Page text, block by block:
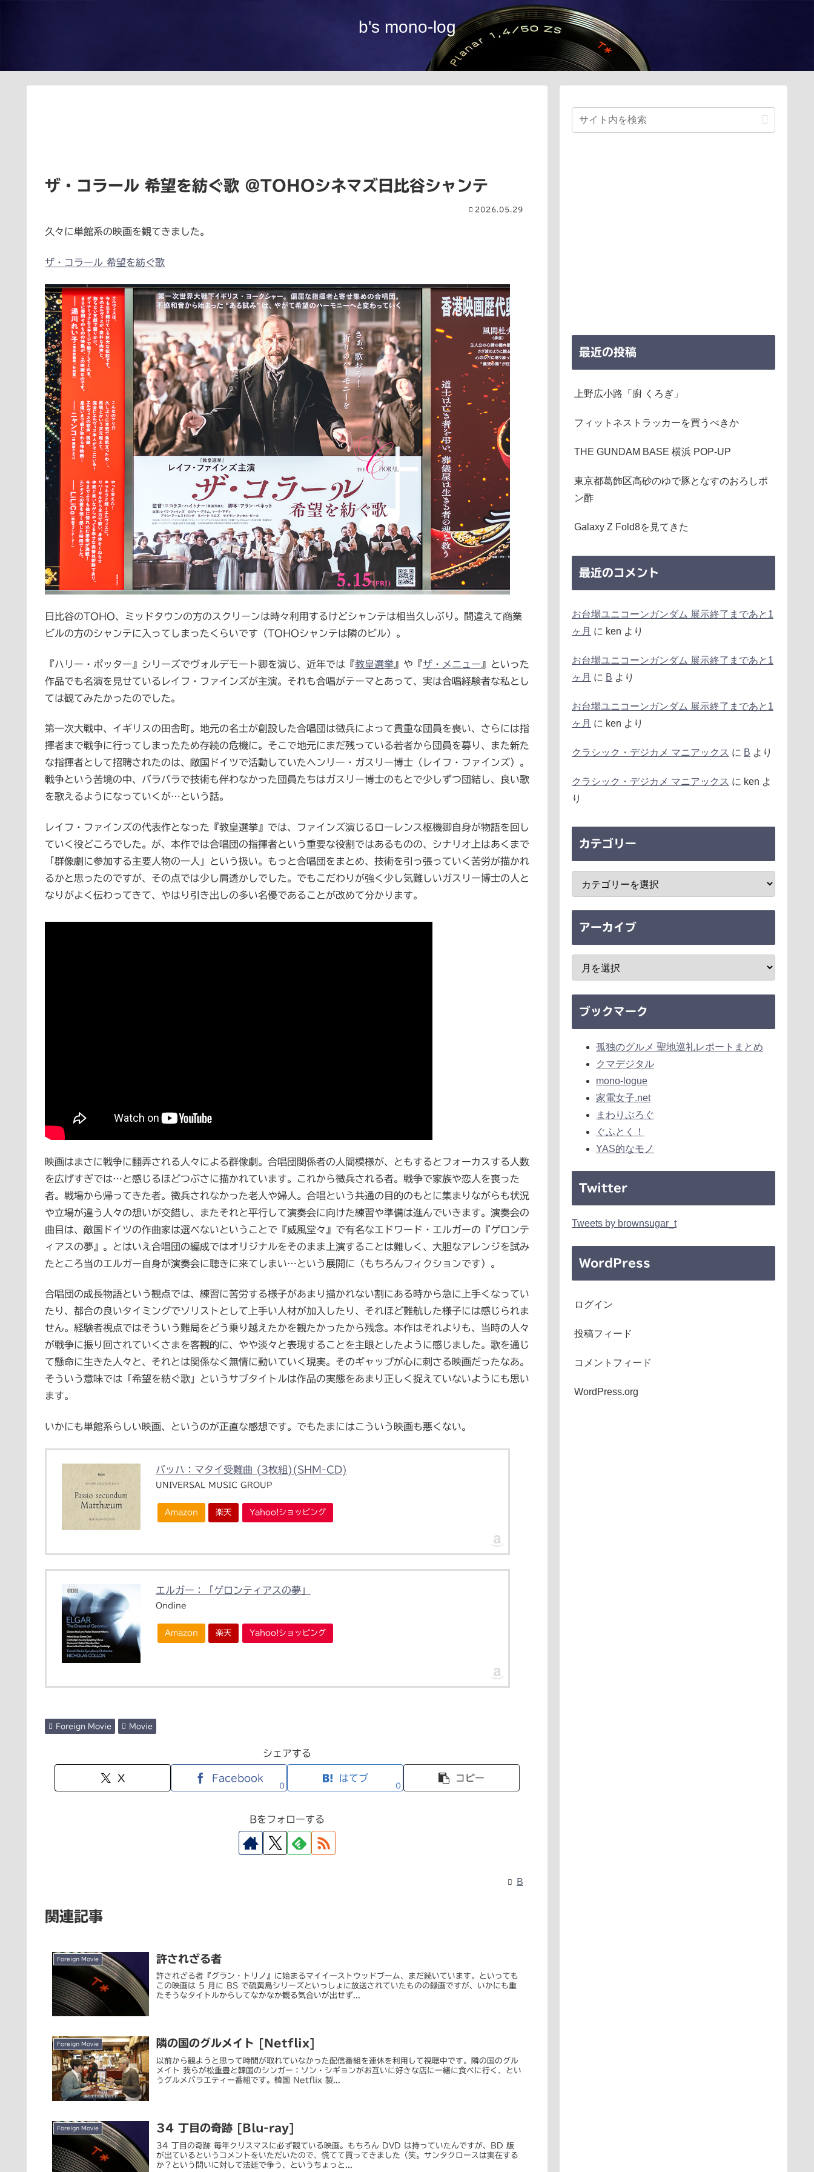
b's mono-log
ザ・コラール 希望を紡ぐ歌 ＠TOHOシネマズ日比谷シャンテ
2026.05.29
久々に単館系の映画を観てきました。
ザ・コラール 希望を紡ぐ歌
日比谷のTOHO、ミッドタウンの方のスクリーンは時々利用するけどシャンテは相当久しぶり。間違えて商業
ビルの方のシャンテに入ってしまったくらいです（TOHOシャンテは隣のビル）。
『ハリー・ポッター』シリーズでヴォルデモート卿を演じ、近年では『教皇選挙 』や『ザ・メニュー 』といった
作品でも名演を見せているレイフ・ファインズが主演。それも合唱がテーマとあって、実は合唱経験者な私とし
ては観てみたかったのでした。
第一次大戦中、イギリスの田舎町。地元の名士が創設した合唱団は徴兵によって貴重な団員を喪い、さらには指
揮者まで戦争に行ってしまったため存続の危機に。そこで地元にまだ残っている若者から団員を募り、また新た
な指揮者として招聘されたのは、敵国ドイツで活動していたヘンリー・ガスリー博士（レイフ・ファインズ）。
戦争という苦境の中、バラバラで技術も伴わなかった団員たちはガスリー博士のもとで少しずつ団結し、良い歌
を歌えるようになっていくが…という話。
レイフ・ファインズの代表作となった『教皇選挙』では、ファインズ演じるローレンス枢機卿自身が物語を回し
ていく役どころでした。が、本作では合唱団の指揮者という重要な役割ではあるものの、シナリオ上はあくまで
「群像劇に参加する主要人物の一人」という扱い。もっと合唱団をまとめ、技術を引っ張っていく苦労が描かれ
るかと思ったのですが、その点では少し肩透かしでした。でもこだわりが強く少し気難しいガスリー博士の人と
なりがよく伝わってきて、やはり引き出しの多い名優であることが改めて分かります。
映画はまさに戦争に翻弄される人々による群像劇。合唱団関係者の人間模様が、ともするとフォーカスする人数
を広げすぎでは…と感じるほどつぶさに描かれています。これから徴兵される者。戦争で家族や恋人を喪った
者。戦場から帰ってきた者。徴兵されなかった老人や婦人。合唱という共通の目的のもとに集まりながらも状況
や立場が違う人々の想いが交錯し、またそれと平行して演奏会に向けた練習や準備は進んでいきます。演奏会の
曲目は、敵国ドイツの作曲家は選べないということで『威風堂々』で有名なエドワード・エルガーの『ゲロンテ
ィアスの夢』。とはいえ合唱団の編成ではオリジナルをそのまま上演することは難しく、大胆なアレンジを試み
たところ当のエルガー自身が演奏会に聴きに来てしまい…という展開に（もちろんフィクションです）。
合唱団の成長物語という観点では、練習に苦労する様子があまり描かれない割にある時から急に上手くなってい
たり、都合の良いタイミングでソリストとして上手い人材が加入したり、それほど難航した様子には感じられま
せん。経験者視点ではそういう難局をどう乗り越えたかを観たかったから残念。本作はそれよりも、当時の人々
が戦争に振り回されていくさまを客観的に、やや淡々と表現することを主眼としたように感じました。歌を通じ
て懸命に生きた人々と、それとは関係なく無情に動いていく現実。そのギャップが心に刺さる映画だったなあ。
そういう意味では「希望を紡ぐ歌」というサブタイトルは作品の実態をあまり正しく捉えていないようにも思い
ます。
いかにも単館系らしい映画、というのが正直な感想です。でもたまにはこういう映画も悪くない。
バッハ：マタイ受難曲 (3枚組)(SHM-CD)
UNIVERSAL MUSIC GROUP
Amazon 楽天 Yahoo!ショッピング
エルガー：「ゲロンティアスの夢」
Ondine
Amazon 楽天 Yahoo!ショッピング
Foreign Movie Movie
シェアする
X Facebook
0
はてブ
0
コピー
Bをフォローする
B
関連記事
Foreign Movie 許されざる者
許されざる者『グラン・トリノ』に始まるマイイーストウッドブーム、まだ続いています。といっても
この映画は 5 月に BS で硫黄島シリーズといっしょに放送されていたものの録画ですが、いかにも重
たそうなタイトルからしてなかなか観る気合いが出せず...
Foreign Movie 隣の国のグルメイト [Netflix]
以前から観ようと思って時間が取れていなかった配信番組を連休を利用して視聴中です。隣の国のグル
メイト 我らが松重豊と韓国のシンガー：ソン・シギョンがお互いに好きな店に一緒に食べに行く、とい
うグルメバラエティー番組です。韓国 Netflix 製...
Foreign Movie 34 丁目の奇跡 [Blu-ray]
34 丁目の奇跡 毎年クリスマスに必ず観ている映画。もちろん DVD は持っていたんですが、BD 版
が出ているというコメントをいただいたので、慌てて買ってきました（笑。サンタクロースは実在する
か？という問いに対して法廷で争う、というちょっと...
最近の投稿
上野広小路「廚 くろぎ」
フィットネストラッカーを買うべきか
THE GUNDAM BASE 横浜 POP-UP
東京都葛飾区高砂のゆで豚となすのおろしポ
ン酢
Galaxy Z Fold8を見てきた
最近のコメント
お台場ユニコーンガンダム 展示終了まであと1
ヶ月 に ken より
お台場ユニコーンガンダム 展示終了まであと1
ヶ月 に B より
お台場ユニコーンガンダム 展示終了まであと1
ヶ月 に ken より
クラシック・デジカメ マニアックス に B より
クラシック・デジカメ マニアックス に ken よ
り
カテゴリー
アーカイブ
ブックマーク
孤独のグルメ 聖地巡礼レポートまとめ
クマデジタル
mono-logue
家電女子.net
まわりぶろぐ
ぐふとく！
YAS的なモノ
Twitter
Tweets by brownsugar_t
WordPress
ログイン
投稿フィード
コメントフィード
WordPress.org